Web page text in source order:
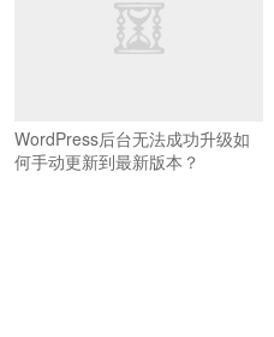
WordPress后台无法成功升级如
何手动更新到最新版本？